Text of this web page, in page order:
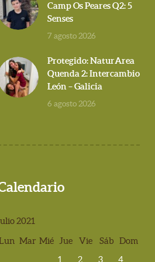
Camp Os Peares Q2: 5
Senses
7 agosto 2026
Protegido: NaturArea
Quenda 2: Intercambio
León – Galicia
6 agosto 2026
2021
Mar Mié Jue Vie Sáb
Dom
1
2 3 4